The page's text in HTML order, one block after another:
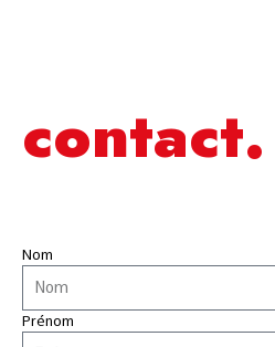
contact.
Nom
Prénom